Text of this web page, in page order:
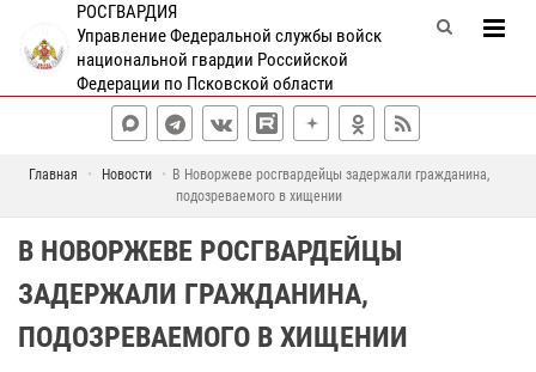
РОСГВАРДИЯ
Управление Федеральной службы войск
национальной гвардии Российской
Федерации по Псковской области
Главная Новости
В Новоржеве росгвардейцы задержали гражданина,
подозреваемого в хищении
В НОВОРЖЕВЕ РОСГВАРДЕЙЦЫ
ЗАДЕРЖАЛИ ГРАЖДАНИНА,
ПОДОЗРЕВАЕМОГО В ХИЩЕНИИ